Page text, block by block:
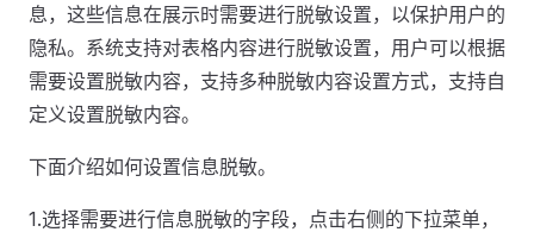
息，这些信息在展示时需要进行脱敏设置，以保护用户的
隐私。系统支持对表格内容进行脱敏设置，用户可以根据
需要设置脱敏内容，支持多种脱敏内容设置方式，支持自
定义设置脱敏内容。
下面介绍如何设置信息脱敏。
1.选择需要进行信息脱敏的字段，点击右侧的下拉菜单，